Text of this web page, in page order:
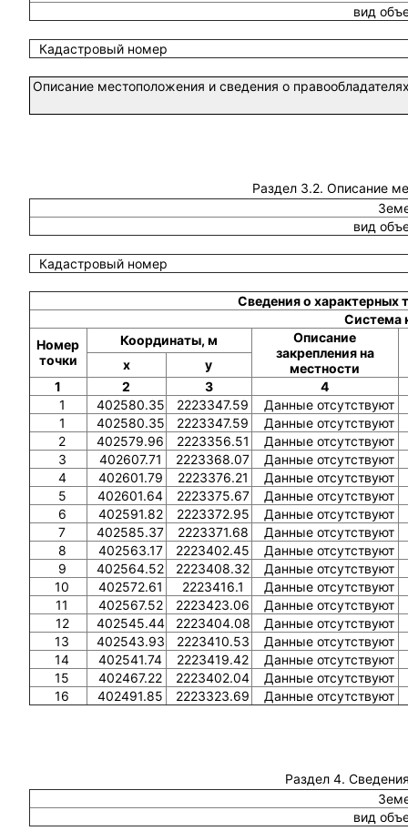
вид
Кадастровый номер
Описание местоположения и сведения о
Раздел 3.2. Описание
вид
Кадастровый номер
Сведения о характерных
Система
Номер
точки
Координаты, м
Описание
закрепления на
местности
x
y
1
2 3
4
1
402580.35 2223347.59
Данные отсутствуют
1
402580.35 2223347.59
Данные отсутствуют
2
402579.96 2223356.51
Данные отсутствуют
3
402607.71 2223368.07
Данные отсутствуют
4
402601.79 2223376.21
Данные отсутствуют
5
402601.64 2223375.67
Данные отсутствуют
6
402591.82 2223372.95
Данные отсутствуют
7
402585.37 2223371.68
Данные отсутствуют
8
402563.17 2223402.45
Данные отсутствуют
9
402564.52 2223408.32
Данные отсутствуют
10
402572.61 2223416.1
Данные отсутствуют
11
402567.52 2223423.06
Данные отсутствуют
12
402545.44 2223404.08
Данные отсутствуют
13
402543.93 2223410.53
Данные отсутствуют
14
402541.74 2223419.42
Данные отсутствуют
15
402467.22 2223402.04
Данные отсутствуют
16
402491.85 2223323.69 Данные отсутствуют
Раздел 4.
вид